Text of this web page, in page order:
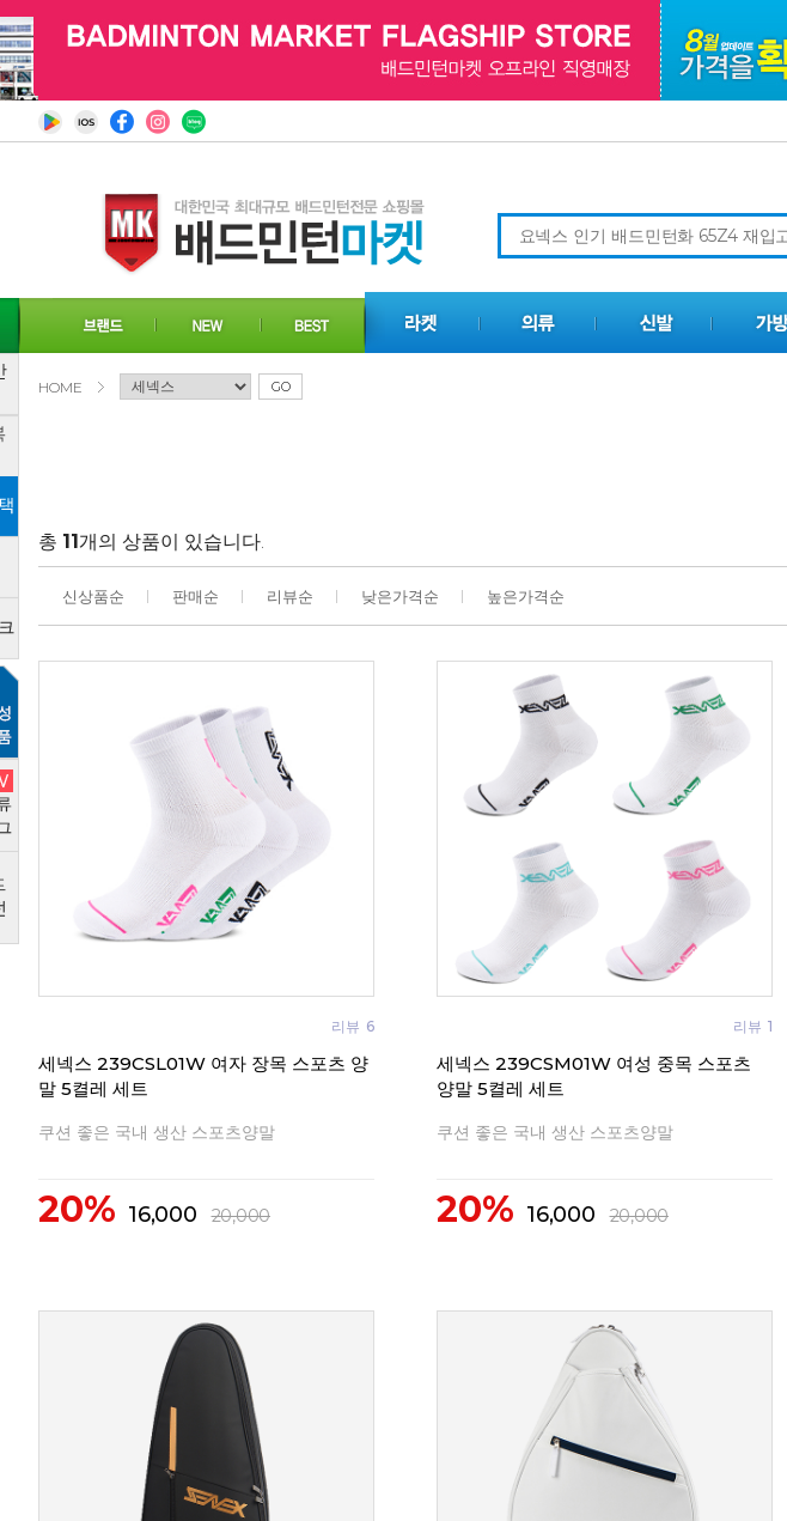
HOME GO
총 11개의 상품이 있습니다.
신상품순 판매순 리뷰순 낮은가격순 높은가격순
리뷰 6
세넥스 239CSL01W 여자 장목 스포츠 양
말 5켤레 세트
쿠션 좋은 국내 생산 스포츠양말
20% 16,000 20,000
리뷰 1
세넥스 239CSM01W 여성 중목 스포츠
양말 5켤레 세트
쿠션 좋은 국내 생산 스포츠양말
20% 16,000 20,000